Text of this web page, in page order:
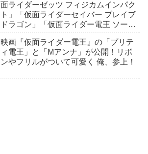
面ライダーゼッツ フィジカムインパク
ト」「仮面ライダーセイバー ブレイブ
ドラゴン」「仮面ライダー電王 ソード
な組立式プラキット！
映画『仮面ライダー電王』の「プリテ
ィ電王」と「Mアンナ」が公開！リボ
ンやフリルがついて可愛く 俺、参上！